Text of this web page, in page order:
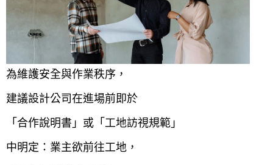
為維護安全與作業秩序，
建議設計公司在進場前即於
「合作說明書」或「工地訪視規範」
中明定：業主欲前往工地，
51坪以上
休閒
古典
鄉村
工業
奢華
151萬~250萬
桃園 新竹 竹北
台中
虛擬線上裝潢
房屋仲介方案
室內設計師方案
傢俱建材商方案
一般屋主方案
裝潢輕鬆點
2房2聽 - 基本版
2房2廳 - 精裝版
3房2聽 - 基本版
3房2廳 - 精裝版
老屋翻新
設計知識+
國外案例
設計私房話
台北市
桃園市
新竹市
基隆市